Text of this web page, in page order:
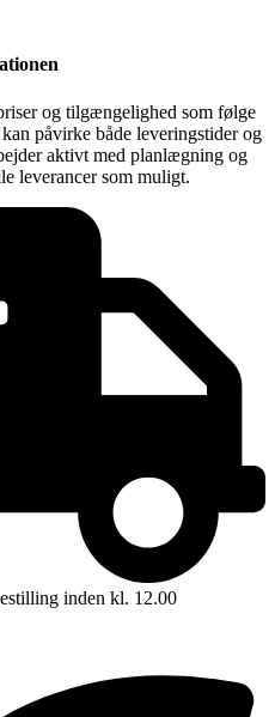
og tilgængelighed som følge
påvirke både leveringstider og
aktivt med planlægning og
leverancer som muligt.
inden kl. 12.00